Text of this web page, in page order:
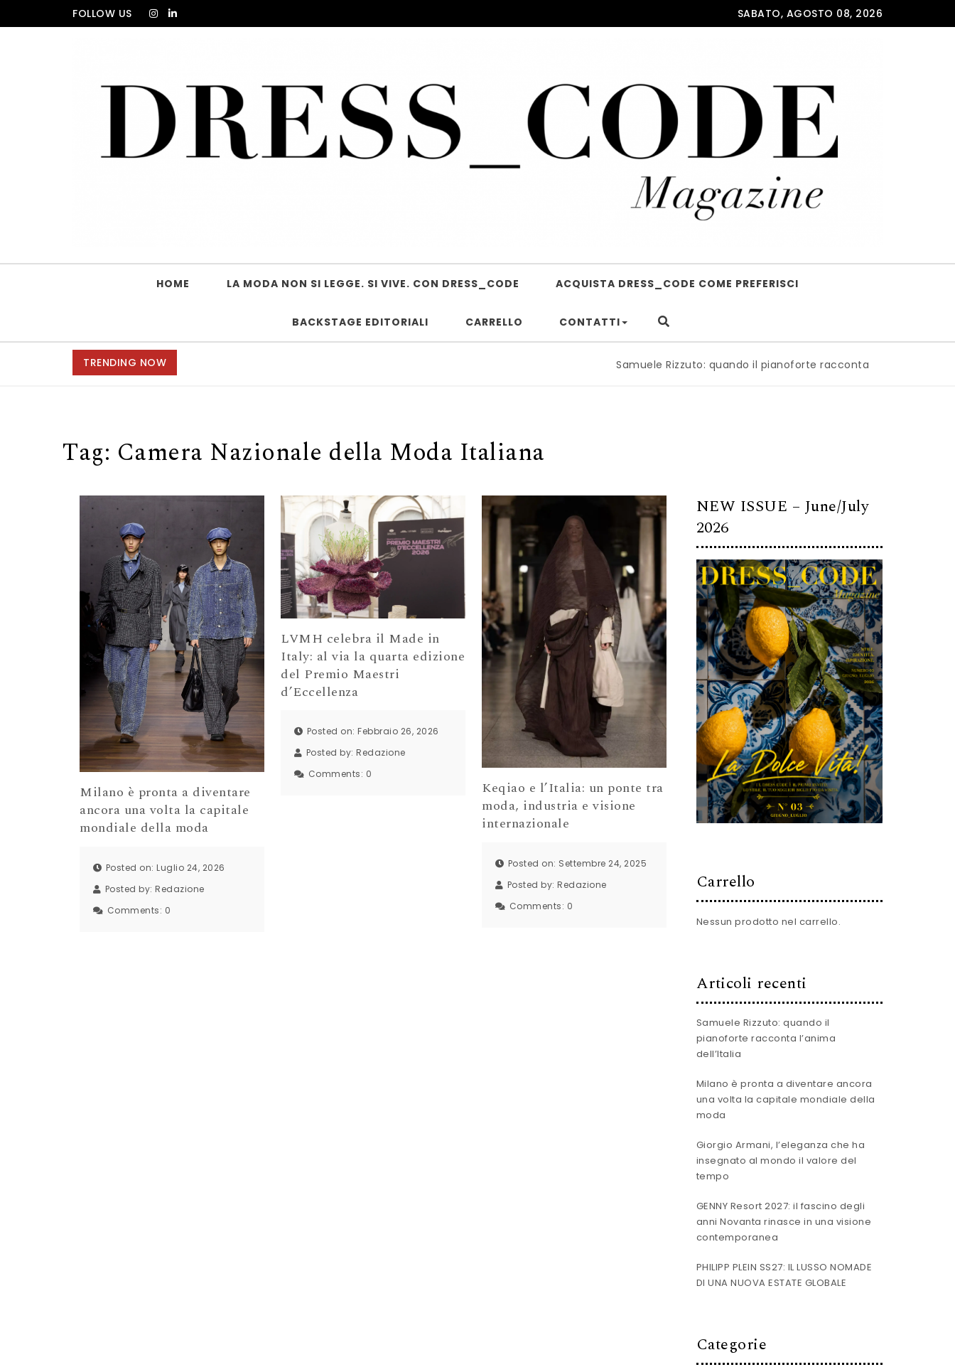
Skip to contentFOLLOW US SABATO, AGOSTO 08, 2026
HOME LA MODA NON SI LEGGE. SI VIVE. CON DRESS_CODE ACQUISTA DRESS_CODE COME PREFERISCI
BACKSTAGE EDITORIALI CARRELLO CONTATTI
TRENDING NOW Samuele Rizzuto: quando il pianoforte racconta l’anima dell’Italia
Tag: Camera Nazionale della Moda Italiana
Milano è pronta a diventare
ancora una volta la capitale
mondiale della moda
Posted on: Luglio 24, 2026
Posted by: Redazione
Comments: 0
LVMH celebra il Made in
Italy: al via la quarta edizione
del Premio Maestri
d’Eccellenza
Posted on: Febbraio 26, 2026
Posted by:Redazione
Comments: 0
Keqiao e l’Italia: un ponte tra
moda, industria e visione
internazionale
Posted on: Settembre 24, 2025
Posted by:Redazione
Comments: 0
NEW ISSUE – June/July
2026
Carrello
Nessun prodotto nel carrello.
Articoli recenti
Samuele Rizzuto: quando il
pianoforte racconta l’anima
dell’Italia
Milano è pronta a diventare ancora
una volta la capitale mondiale della
moda
Giorgio Armani, l’eleganza che ha
insegnato al mondo il valore del
tempo
GENNY Resort 2027: il fascino degli
anni Novanta rinasce in una visione
contemporanea
PHILIPP PLEIN SS27: IL LUSSO NOMADE
DI UNA NUOVA ESTATE GLOBALE
Categorie